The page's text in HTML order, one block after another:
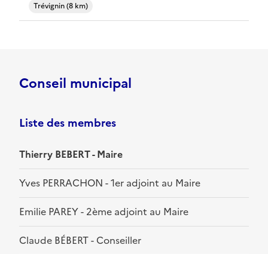
Trévignin (8 km)
Conseil municipal
Liste des membres
Thierry BEBERT - Maire
Yves PERRACHON - 1er adjoint au Maire
Emilie PAREY - 2ème adjoint au Maire
Claude BÉBERT - Conseiller